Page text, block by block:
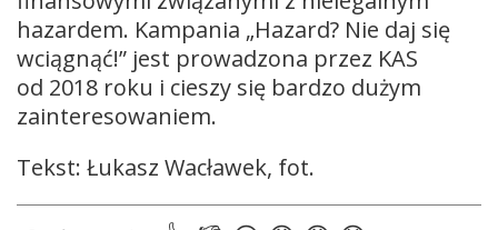
hazardem. Kampania „Hazard? Nie daj się
wciągnąć!” jest prowadzona przez KAS
od 2018 roku i cieszy się bardzo dużym
zainteresowaniem.
Tekst: Łukasz Wacławek, fot.